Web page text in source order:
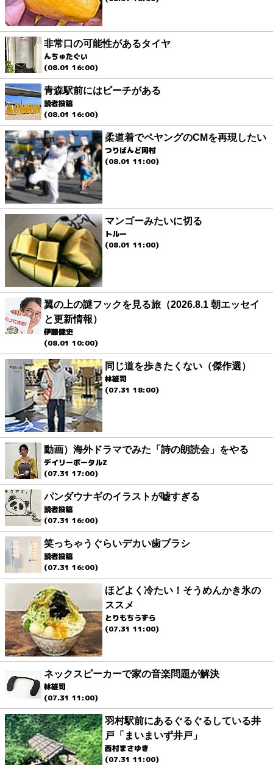
非常口の可能性があるタイヤ
んちゅたぐい
(08.01 16:00)
青森駅前にはビーチがある
読者投稿
(08.01 16:00)
柔道着でペヤングのCMを再現したい
つりばんど岡村
(08.01 11:00)
マンゴーみたいに切る
トルー
(08.01 11:00)
翼の上の謎フックを見る旅（2026.8.1 朝エッセイ
と更新情報）
伊藤健史
(08.01 10:00)
同じ道を歩きたくない（傑作選）
林雄司
(07.31 18:00)
動画）海外ドラマでみた「詩の朗読会」をやる
デイリーポータルZ
(07.31 17:00)
パンダウナギのイラストが嘘すぎる
読者投稿
(07.31 16:00)
笑っちゃうぐらいデカい歯ブラシ
読者投稿
(07.31 16:00)
ほどよく冷たい！そうめんかき氷の
ススメ
とりもちうずら
(07.31 11:00)
ネックスピーカーで家の音楽問題が解決
林雄司
(07.31 11:00)
羽村駅前にあるぐるぐるしている井
戸「まいまいず井戸」
西村まさゆき
(07.31 11:00)